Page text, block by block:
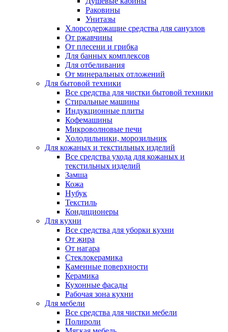
Раковины
Унитазы
Хлорсодержащие средства для санузлов
От ржавчины
От плесени и грибка
Для банных комплексов
Для отбеливания
От минеральных отложений
Для бытовой техники
Все средства для чистки бытовой техники
Стиральные машины
Индукционные плиты
Кофемашины
Микроволновые печи
Холодильники, морозильник
Для кожаных и текстильных изделий
Все средства ухода для кожаных и
текстильных изделий
Замша
Кожа
Нубук
Текстиль
Кондиционеры
Для кухни
Все средства для уборки кухни
От жира
От нагара
Стеклокерамика
Каменные поверхности
Керамика
Кухонные фасады
Рабочая зона кухни
Для мебели
Все средства для чистки мебели
Полироли